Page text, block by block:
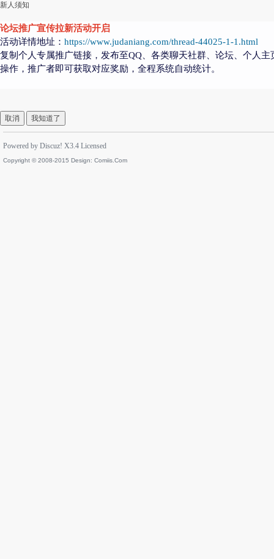
新人须知
论坛推广宣传拉新活动开启
活动详情地址： https://www.judaniang.com/thread-44025-1-1.html
复制个人专属推广链接，发布至QQ、各类聊天社群、论坛、个人
操作，推广者即可获取对应奖励，全程系统自动统计。
取消 我知道了
Powered by Discuz! X3.4 Licensed
Copyright © 2008-2015 Design: Comiis.Com